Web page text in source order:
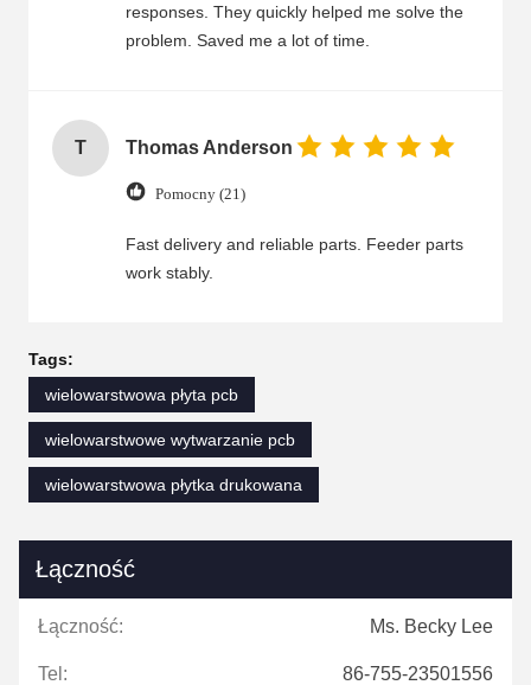
responses. They quickly helped me solve the
problem. Saved me a lot of time.
T Thomas Anderson
Pomocny (21)
Fast delivery and reliable parts. Feeder parts
work stably.
Tags:
wielowarstwowa płyta pcb
wielowarstwowe wytwarzanie pcb
wielowarstwowa płytka drukowana
Łączność
Łączność: Ms. Becky Lee
Tel: 86-755-23501556